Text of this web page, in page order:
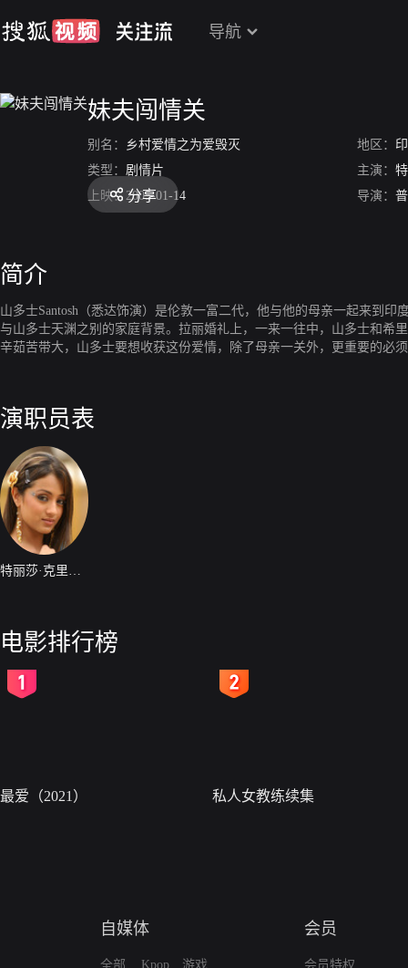
导航
妹夫闯情关
别名： 乡村爱情之为爱毁灭 地区：
类型： 剧情片 主演：
上映： 2005-01-14 导演：
分享
简介
山多士Santosh（悉达饰演）是伦敦一富二代，他与他的母亲一起来到
与山多士天渊之别的家庭背景。拉丽婚礼上，一来一往中，山多士和希
辛茹苦带大，山多士要想收获这份爱情，除了母亲一关外，更重要的必
演职员表
电影排行榜
最爱（2021） 私人女教练续集
自媒体
全部
Kpop
游戏
会员
会员特权